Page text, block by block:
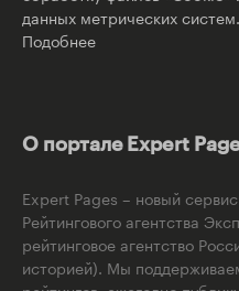
данных метрических систем.
Подобнее
О портале Expert
Expert Pages – новый
Рейтингового агентства
рейтинговое агентство
историей). Мы